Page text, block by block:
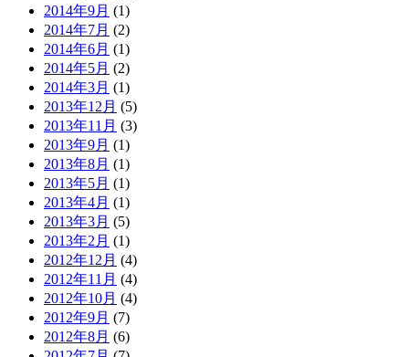
2014年9月 (1)
2014年7月 (2)
2014年6月 (1)
2014年5月 (2)
2014年3月 (1)
2013年12月 (5)
2013年11月 (3)
2013年9月 (1)
2013年8月 (1)
2013年5月 (1)
2013年4月 (1)
2013年3月 (5)
2013年2月 (1)
2012年12月 (4)
2012年11月 (4)
2012年10月 (4)
2012年9月 (7)
2012年8月 (6)